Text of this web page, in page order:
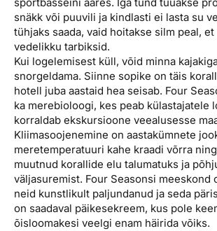
snäkk või puuvili ja kindlasti ei lasta su
tühjaks saada, vaid hoitakse silm peal,
vedelikku tarbiksid.
Kui logelemisest küll, võid minna
snorgeldama. Siinne sopike on täis
hotell juba aastaid hea seisab. Four
ka merebioloogi, kes peab külastajatele
korraldab ekskursioone veealusesse
Kliimasoojenemine on aastakümnete
meretemperatuuri kahe kraadi võrra
muutnud korallide elu talumatuks ja
väljasuremist. Four Seasonsi meeskond
neid kunstlikult paljundanud ja seda
on saadaval päikesekreem, kus pole
õisloomakesi veelgi enam häirida võiks.